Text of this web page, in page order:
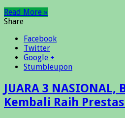
Read More »
Share
Facebook
Twitter
Google +
Stumbleupon
JUARA 3 NASIONAL,
Kembali Raih